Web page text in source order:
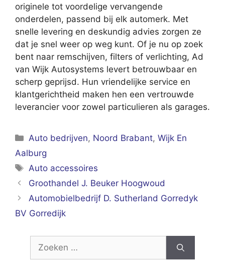
originele tot voordelige vervangende
onderdelen, passend bij elk automerk. Met
snelle levering en deskundig advies zorgen ze
dat je snel weer op weg kunt. Of je nu op zoek
bent naar remschijven, filters of verlichting, Ad
van Wijk Autosystems levert betrouwbaar en
scherp geprijsd. Hun vriendelijke service en
klantgerichtheid maken hen een vertrouwde
leverancier voor zowel particulieren als garages.
Categorieën
Auto bedrijven, Noord Brabant,Wijk En
Aalburg
Tags
Auto accessoires
Groothandel J. Beuker Hoogwoud
Automobielbedrijf D. Sutherland Gorredyk
BV Gorredijk
Zoek